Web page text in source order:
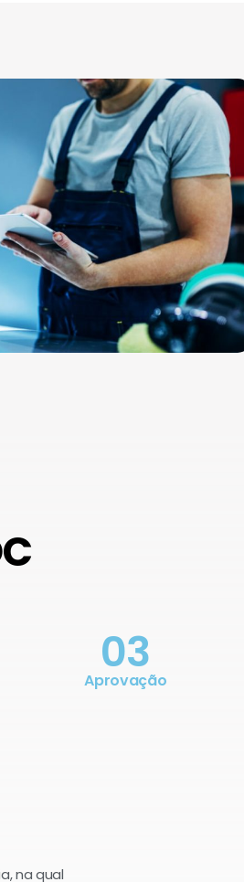
03
Aprovação
na qual